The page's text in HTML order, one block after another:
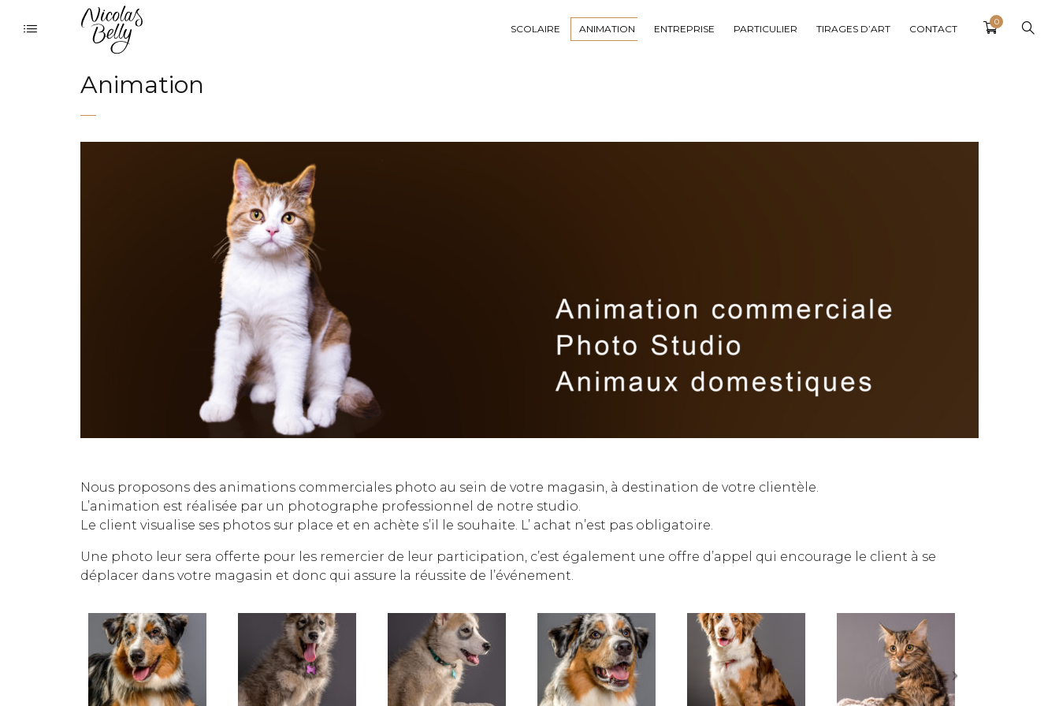
SCOLAIRE ANIMATION ENTREPRISE PARTICULIER TIRAGES D’ART CONTACT
0
Animation
Nous proposons des animations commerciales photo au sein de votre magasin, à destination de votre clientèle.
L’animation est réalisée par un photographe professionnel de notre studio.
Le client visualise ses photos sur place et en achète s’il le souhaite. L’ achat n’est pas obligatoire.
Une photo leur sera offerte pour les remercier de leur participation, c’est également une offre d’appel qui encourage le client à se
déplacer dans votre magasin et donc qui assure la réussite de l’événement.